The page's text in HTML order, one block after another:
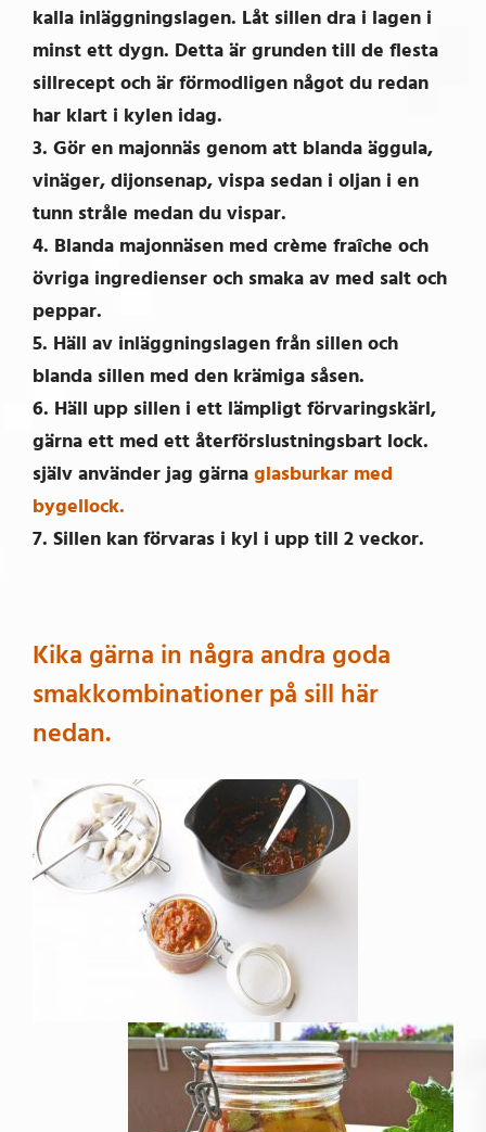
kalla inläggningslagen. Låt sillen dra i lagen i
minst ett dygn. Detta är grunden till de flesta
sillrecept och är förmodligen något du redan
har klart i kylen idag.
3. Gör en majonnäs genom att blanda äggula,
vinäger, dijonsenap, vispa sedan i oljan i en
tunn stråle medan du vispar.
4. Blanda majonnäsen med crème fraîche och
övriga ingredienser och smaka av med salt och
peppar.
5. Häll av inläggningslagen från sillen och
blanda sillen med den krämiga såsen.
6. Häll upp sillen i ett lämpligt förvaringskärl,
gärna ett med ett återförslustningsbart lock.
själv använder jag gärnaglasburkar med
bygellock.
7. Sillen kan förvaras i kyl i upp till 2 veckor.
Kika gärna in några andra goda
smakkombinationer på sill här
nedan.